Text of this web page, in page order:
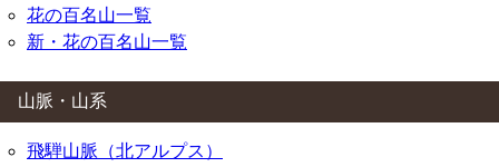
花の百名山一覧
新・花の百名山一覧
山脈・山系
飛騨山脈（北アルプス）